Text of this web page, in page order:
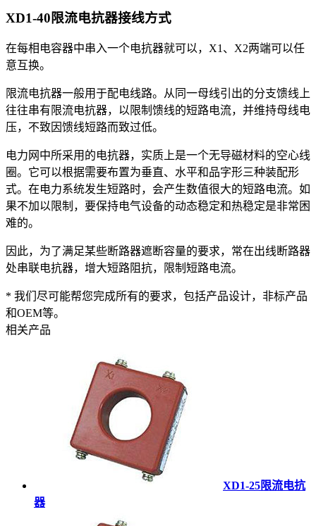
XD1-40限流电抗器接线方式
在每相电容器中串入一个电抗器就可以，X1、X2两端可以任
意互换。
限流电抗器一般用于配电线路。从同一母线引出的分支馈线上
往往串有限流电抗器，以限制馈线的短路电流，并维持母线电
压，不致因馈线短路而致过低。
电力网中所采用的电抗器，实质上是一个无导磁材料的空心线
圈。它可以根据需要布置为垂直、水平和品字形三种装配形
式。在电力系统发生短路时，会产生数值很大的短路电流。如
果不加以限制，要保持电气设备的动态稳定和热稳定是非常困
难的。
因此，为了满足某些断路器遮断容量的要求，常在出线断路器
处串联电抗器，增大短路阻抗，限制短路电流。
* 我们尽可能帮您完成所有的要求，包括产品设计，非标产品
和OEM等。
相关产品
XD1-25限流电抗
器